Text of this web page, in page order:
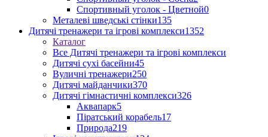
Спортивный уголок - Цветной0
Металеві шведські стінки135
Дитячі тренажери та ігрові комплекси1352
Каталог
Все Дитячі тренажери та ігрові комплекси
Дитячі сухі басейни45
Вуличні тренажери250
Дитячі майданчики370
Дитячі гімнастичні комплекси326
Аквапарк5
Піратський корабель17
Природа219